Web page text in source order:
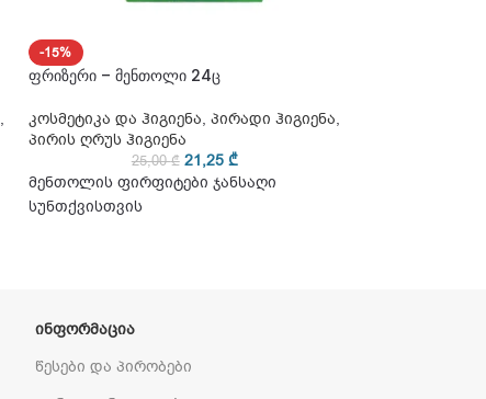
,
-15%
ფრიზერი – მენთოლი 24ც
კოსმეტიკა და ჰიგიენა, პირადი ჰიგიენა,
პირის ღრუს ჰიგიენა
25,00₾ 21,25 ₾
მენთოლის ფირფიტები ჯანსაღი
სუნთქვისთვის
ᲘᲜᲤᲝᲠᲛᲐᲪᲘᲐ
წესები და პირობები